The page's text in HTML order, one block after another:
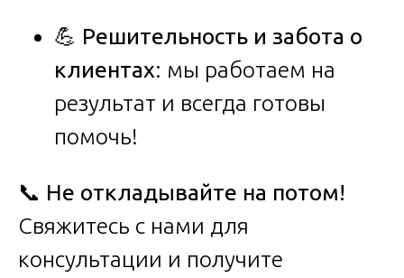
💪 Решительность и забота о
клиентах: мы работаем на
результат и всегда готовы
помочь!
📞 Не откладывайте на потом!
Свяжитесь с нами для
консультации и получите